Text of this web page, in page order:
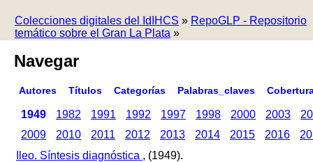
Colecciones digitales del IdIHCS » RepoGLP - Repositorio
temático sobre el Gran La Plata »
Navegar
Autores Títulos Categorías Palabras_claves
1949 1982 1991 1992 1997 1998 2000 2003
2009
2010 2011 2012 2013 2014 2015 2016
Ileo. Síntesis diagnóstica , (1949).